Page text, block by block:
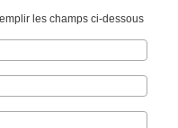
les champs ci-dessous